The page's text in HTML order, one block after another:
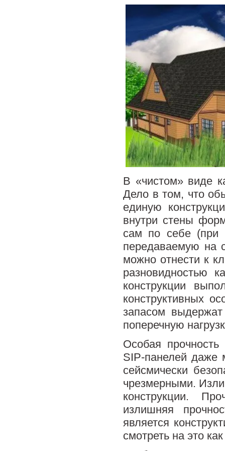
В «чистом» виде
Дело в том, что
единую
внутри стены
сам по себе (при
передаваемую на
можно отнести к
разновидностью
конструкции
конструктивных
запасом
поперечную
Особая прочность
SIP-панелей даже
сейсмически
чрезмерными.
конструкции.
излишняя
является
смотреть на это